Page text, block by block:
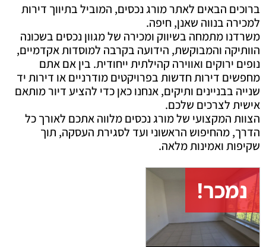
ברוכים הבאים לאתר מורג נכסים, המוביל בתיווך דירות
למכירה בנווה שאנן, חיפה.
משרדנו מתמחה בשיווק ומכירה של מגוון נכסים בשכונה
הוותיקה והמבוקשת, הידועה בקרבה למוסדות אקדמיים,
נופים ירוקים ואווירה קהילתית ייחודית. בין אם אתם
מחפשים דירות חדשות בפרויקטים מודרניים או דירות יד
שנייה בבניינים ותיקים, אנחנו כאן כדי להציע דיור מותאם
אישית לצרכים שלכם.
הצוות המקצועי של מורג נכסים מלווה אתכם לאורך כל
הדרך, מהחיפוש הראשוני ועד לסגירת העסקה, תוך
שקיפות ואמינות מלאה.
נמכר!